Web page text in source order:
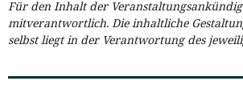
Für den Inhalt der
mitverantwortlich. Die inhaltliche
selbst liegt in der Verantwortung des